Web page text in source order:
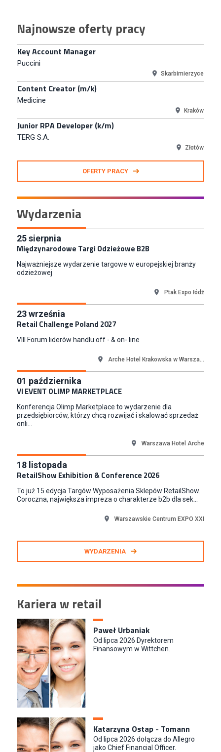
Najnowsze oferty pracy
Puccini
Content Creator (m/k)
Medicine
Kraków
Junior RPA Developer (k/m)
TERG S.A.
Złotów
Kupiec / Kupczyni Fashion
Smyk S.A.
Warszawa
Młodszy Specjalista ds. Contentu i Social Media
N2H Sp. z o.o.
Zastępca Kierownika Salonu CH Riviera (m/k)
KAN SP Z O O
Gdynia
Specjalista/tka ds. Utrzymania Ruchu
Key Account Manager Meble
Empik
Warszawa
Key Account Manager
Skarbimierzyce
Content Creator (m/k)
Junior RPA Developer (k/m)
TERG S.A.
OFERTY PRACY
Wydarzenia
25sierpnia
Międzynarodowe Targi Odzieżowe B2B
Najważniejsze wydarzenie targowe w europejskiej branży
odzieżowej
Ptak Expo łódź
23września
Retail Challenge Poland 2027
VIII Forum liderów handlu off - & on- line
Arche Hotel Krakowska w Warsza...
01 października
VI EVENT OLIMP MARKETPLACE
Konferencja Olimp Marketplace to wydarzenie dla
przedsiębiorców, którzy chcą rozwijać i skalować sprzedaż
onli...
Warszawa Hotel Arche
18 listopada
RetailShow Exhibition & Conference 2026
To już 15 edycja Targów Wyposażenia Sklepów RetailShow.
Coroczna, największa impreza o charakterze b2b dla sek...
Warszawskie Centrum EXPO XXI
WYDARZENIA
Kariera w retail
Paweł Urbaniak
Od lipca 2026 Dyrektorem
Finansowym w Wittchen.
Katarzyna Ostap - Tomann
Od lipca 2026 dołącza do Allegro
jako Chief Financial Officer.